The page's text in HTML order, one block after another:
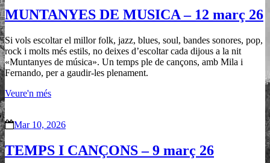
MUNTANYES DE MUSICA – 12 març 26
Si vols escoltar el millor folk, jazz, blues, soul, bandes sonores, pop,
rock i molts més estils, no deixes d’escoltar cada dijous a la nit
«Muntanyes de música». Un temps ple de cançons, amb Mila i
Fernando, per a gaudir-les plenament.
Veure'n més
Mar 10, 2026
TEMPS I CANÇONS – 9 març 26